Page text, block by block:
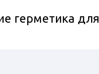
герметика для